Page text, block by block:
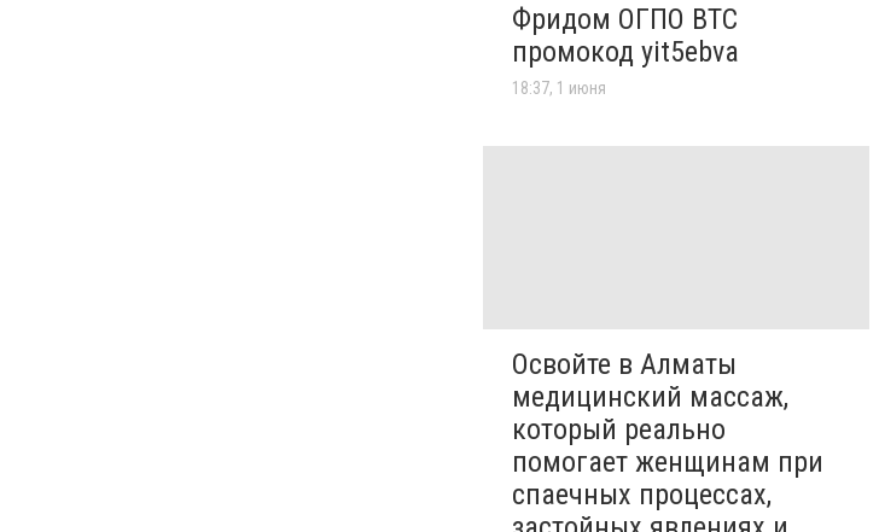
Фридом ОГПО ВТС
промокод yit5ebva
18:37, 1 июня
Освойте в Алматы
медицинский массаж,
который реально
помогает женщинам при
спаечных процессах,